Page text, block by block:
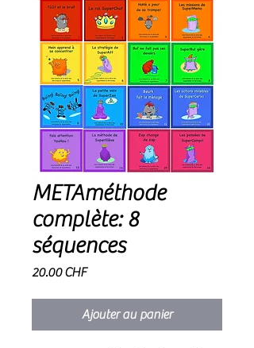
METAméthode
complète: 8
séquences
20.00 CHFPrix
Ajouter au panier